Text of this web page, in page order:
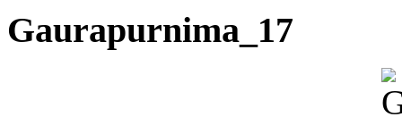
Gaurapurnima_17